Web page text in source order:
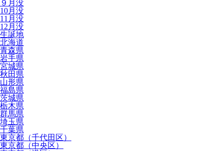
９月没
10月没
11月没
12月没
生誕地
北海道
青森県
岩手県
宮城県
秋田県
山形県
福島県
茨城県
栃木県
群馬県
埼玉県
千葉県
東京都（千代田区）
東京都（中央区）